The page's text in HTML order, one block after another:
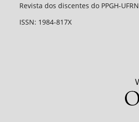
Revista dos discentes do PPGH-UFRN
ISSN: 1984-817X